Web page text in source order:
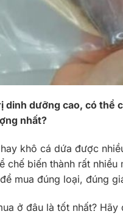
dinh dưỡng cao, có thể
nhất?
khô cá dứa được
chế biến thành rất
mua đúng loại, đúng
ở đâu là tốt nhất?